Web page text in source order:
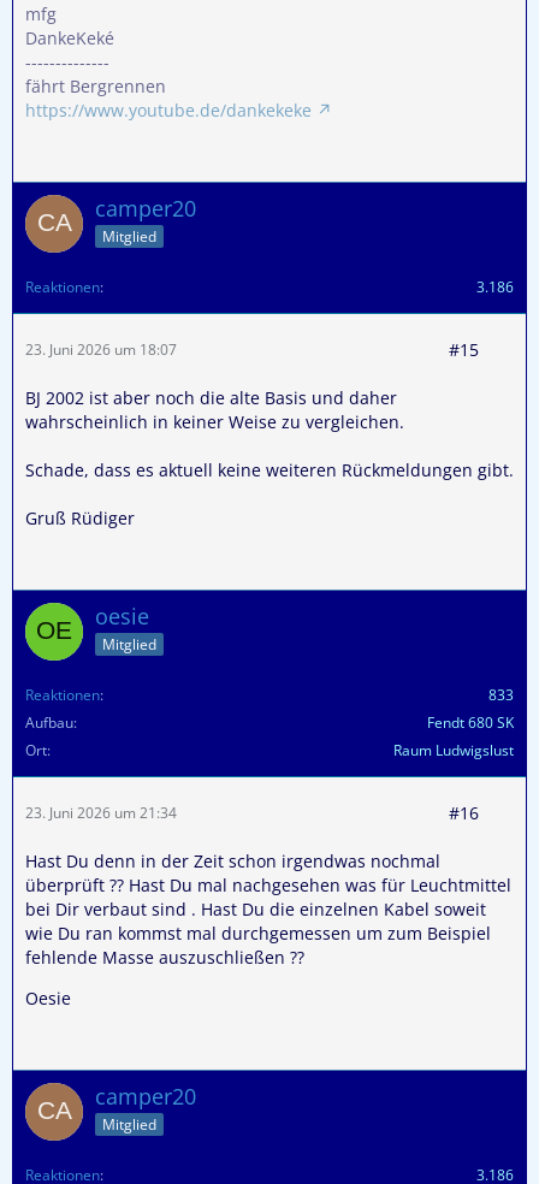
mfg
DankeKeké
--------------
fährt Bergrennen
https://www.youtube.de/dankekeke
camper20
Mitglied
Reaktionen 3.186
23. Juni 2026 um 18:07 #15
BJ 2002 ist aber noch die alte Basis und daher
wahrscheinlich in keiner Weise zu vergleichen.
Schade, dass es aktuell keine weiteren Rückmeldungen gibt.
Gruß Rüdiger
oesie
Mitglied
Reaktionen
833
Aufbau
Fendt 680 SK
Ort
Raum Ludwigslust
23. Juni 2026 um 21:34 #16
Hast Du denn in der Zeit schon irgendwas nochmal
überprüft ?? Hast Du mal nachgesehen was für Leuchtmittel
bei Dir verbaut sind . Hast Du die einzelnen Kabel soweit
wie Du ran kommst mal durchgemessen um zum Beispiel
fehlende Masse auszuschließen ??
Oesie
camper20
Mitglied
Reaktionen 3.186